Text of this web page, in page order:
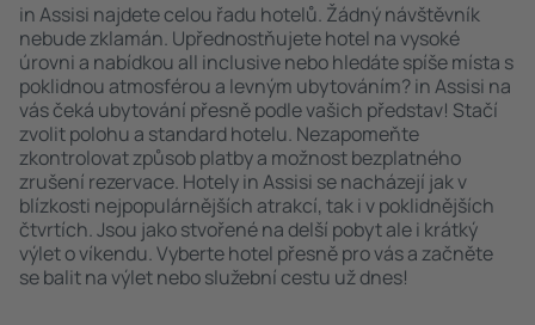
in Assisi najdete celou řadu hotelů. Žádný návštěvník
nebude zklamán. Upřednostňujete hotel na vysoké
úrovni a nabídkou all inclusive nebo hledáte spíše místa s
poklidnou atmosférou a levným ubytováním? in Assisi na
vás čeká ubytování přesně podle vašich představ! Stačí
zvolit polohu a standard hotelu. Nezapomeňte
zkontrolovat způsob platby a možnost bezplatného
zrušení rezervace. Hotely in Assisi se nacházejí jak v
blízkosti nejpopulárnějších atrakcí, tak i v poklidnějších
čtvrtích. Jsou jako stvořené na delší pobyt ale i krátký
výlet o víkendu. Vyberte hotel přesně pro vás a začněte
se balit na výlet nebo služební cestu už dnes!